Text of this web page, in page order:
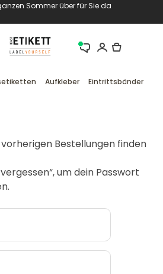
Sommer über für Sie da
Aufkleber Eintrittsbänder
Bestellungen finden
um dein Passwort